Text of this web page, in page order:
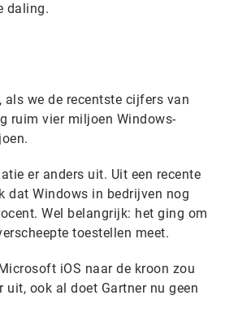
daling.
we de recentste cijfers van
ruim vier miljoen Windows-
er anders uit. Uit een recente
dat Windows in bedrijven nog
Wel belangrijk: het ging om
toestellen meet.
iOS naar de kroon zou
ook al doet Gartner nu geen